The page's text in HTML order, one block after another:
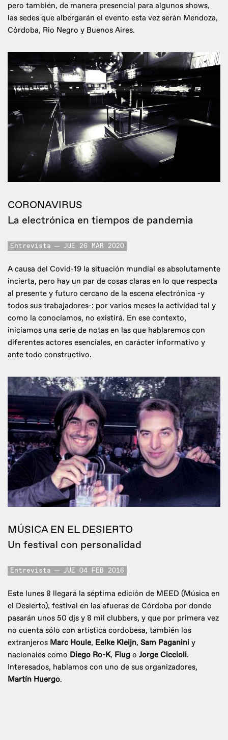
pero también, de manera presencial para algunos shows,
las sedes que albergarán el evento esta vez serán Mendoza,
Córdoba, Rio Negro y Buenos Aires.
CORONAVIRUS
La electrónica en tiempos de pandemia
Entrevista JUE 26 MAR 2020
A causa del Covid-19 la situación mundial es absolutamente
incierta, pero hay un par de cosas claras en lo que respecta
al presente y futuro cercano de la escena electrónica -y
todos sus trabajadores-: por varios meses la actividad tal y
como la conocíamos, no existirá. En ese contexto,
iniciamos una serie de notas en las que hablaremos con
diferentes actores esenciales, en carácter informativo y
ante todo constructivo.
MÚSICA EN EL DESIERTO
Un festival con personalidad
Entrevista JUE 04 FEB 2016
Este lunes 8 llegará la séptima edición de MEED (Música en
el Desierto), festival en las afueras de Córdoba por donde
pasarán unos 50 djs y 8 mil clubbers, y que por primera vez
no cuenta sólo con artística cordobesa, también los
extranjeros Marc Houle, Eelke Kleijn, Sam Paganini y
nacionales como Diego Ro-K, Flug o Jorge Ciccioli.
Interesados, hablamos con uno de sus organizadores,
Martín Huergo.